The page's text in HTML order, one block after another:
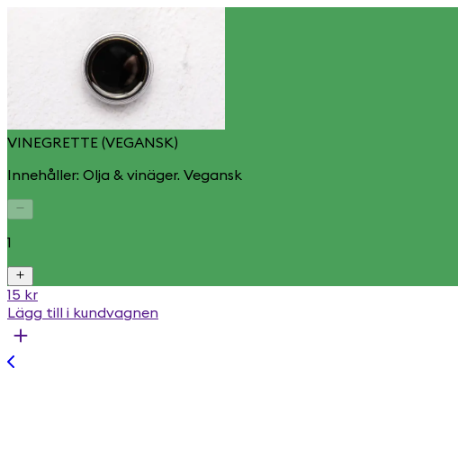
VINEGRETTE (VEGANSK)
Innehåller: Olja & vinäger. Vegansk
1
15 kr
Lägg till i kundvagnen